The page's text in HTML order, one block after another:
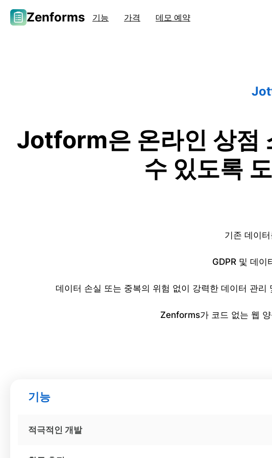
Zenforms 기능 가격 데모 예약
Jotform은 온라인 상점
수 있도록
기존 데이
GDPR 및 데이
데이터 손실 또는 중복의 위험 없이 강력한 데이터 관
Zenforms가 코드 없는 웹
기능
적극적인 개발